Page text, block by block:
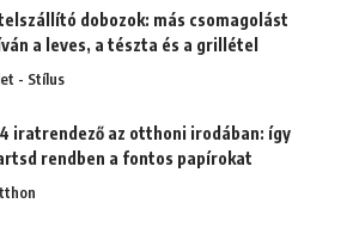
dobozok: más csomagolást
a leves, a tészta és a grillétel
- Stílus
iratrendező az otthoni irodában: így
rendben a fontos papírokat